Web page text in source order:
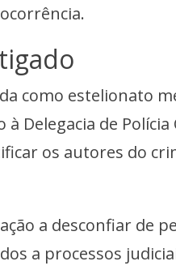
como estelionato
Delegacia de
os autores do
a desconfiar de
a processos